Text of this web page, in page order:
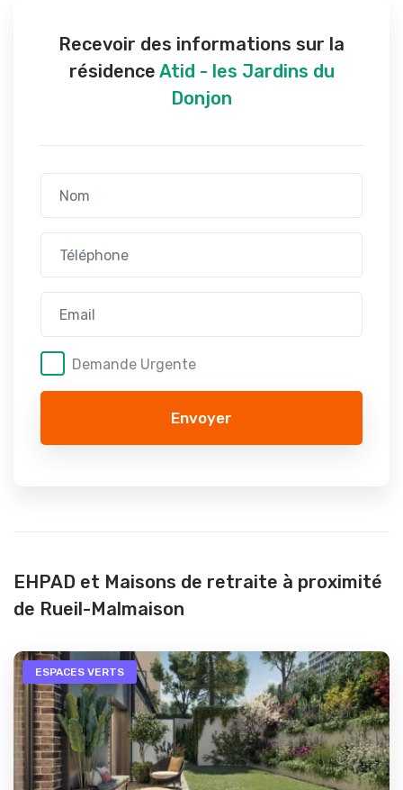
Recevoir des informations sur la
résidence Atid - les Jardins du
Donjon
Demande Urgente
Envoyer
EHPAD et Maisons de retraite à proximité
de Rueil-Malmaison
ESPACES VERTS